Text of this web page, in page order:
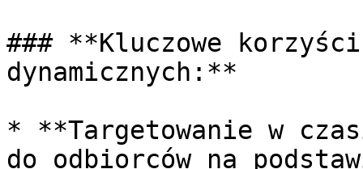
### **Kluczowe korzyści
dynamicznych:**
* **Targetowanie w
do odbiorców na